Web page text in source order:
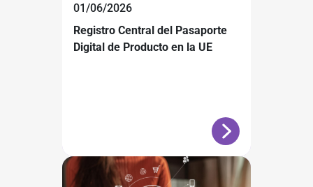
01/06/2026
Registro Central del Pasaporte
Digital de Producto en la UE